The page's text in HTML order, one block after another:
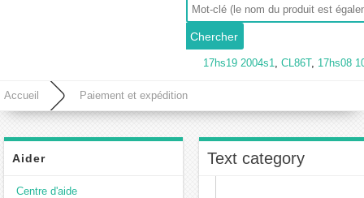
17hs19 2004s1, CL86T, 17hs08
Accueil Paiement et expédition
Aider
Centre d'aide
Text category